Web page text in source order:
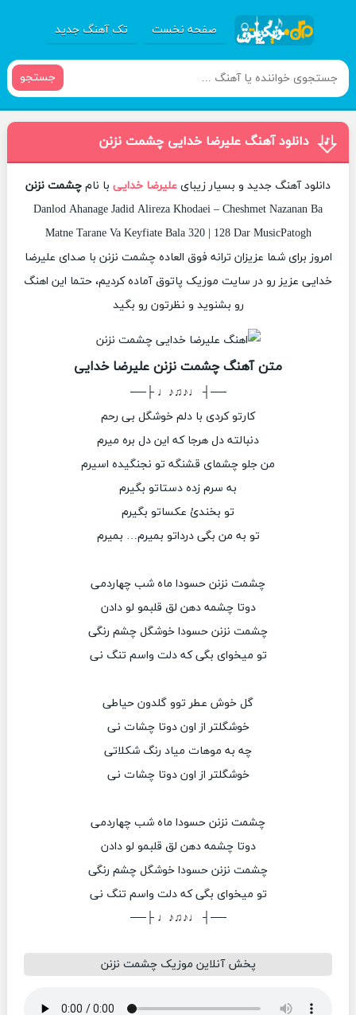
صفحه نخست تک آهنگ جدید
جستجو
دانلود آهنگ علیرضا خدایی چشمت نزنن
دانلود آهنگ جدید و بسیار زیبای علیرضا خدایی با نام چشمت نزنن
Danlod Ahanage Jadid Alireza Khodaei – Cheshmet Nazanan Ba
Matne Tarane Va Keyfiate Bala 320 | 128 Dar MusicPatogh
امروز برای شما عزیزان ترانه فوق العاده چشمت نزنن با صدای علیرضا
خدایی عزیز رو در سایت موزیک پاتوق آماده کردیم، حتما این اهنگ
رو بشنوید و نظرتون رو بگید
متن آهنگ چشمت نزنن علیرضا خدایی
──┤ ♩♪♫♪♩ ├──
کارتو کردی با دلم خوشگل بی رحم
دنبالته دل هرجا که این دل بره میرم
من جلو چشمای قشنگه تو نجنگیده اسیرم
به سرم زده دستاتو بگیرم
تو بخندیُ عکساتو بگیرم
تو به من بگی درداتو بمیرم… بمیرم
چشمت نزنن حسودا ماه شب چهاردمی
دوتا چشمه دهن لق قلبمو لو دادن
چشمت نزنن حسودا خوشگل چشم رنگی
تو میخوای بگی که دلت واسم تنگ نی
گل خوش عطر توو گلدون حیاطی
خوشگلتر از اون دوتا چشات نی
چه به موهات میاد رنگ شکلاتی
خوشگلتر از اون دوتا چشات نی
چشمت نزنن حسودا ماه شب چهاردمی
دوتا چشمه دهن لق قلبمو لو دادن
چشمت نزنن حسودا خوشگل چشم رنگی
تو میخوای بگی که دلت واسم تنگ نی
──┤ ♩♪♫♪♩ ├──
پخش آنلاین موزیک چشمت نزنن